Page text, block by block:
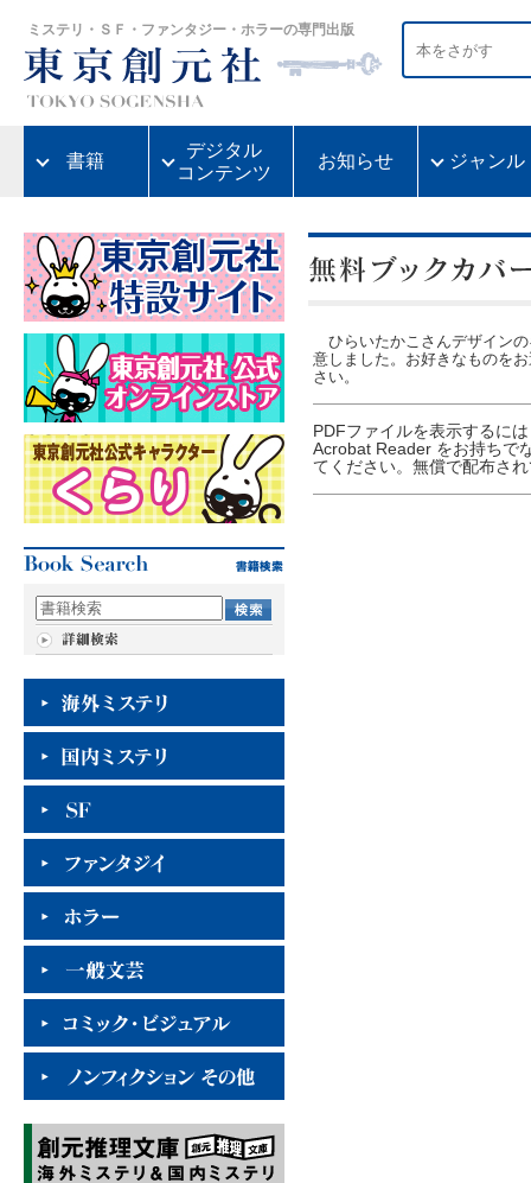
ミステリ・ＳＦ・ファンタジー・ホラーの専門出版
書籍
デジタル
コンテンツ
お知らせ ジャンル
ひらいたかこさんデザイン
意しました。お好きなものを
さい。
PDFファイルを表示するに
Acrobat Reader をお持ちで
てください。無償で配布さ